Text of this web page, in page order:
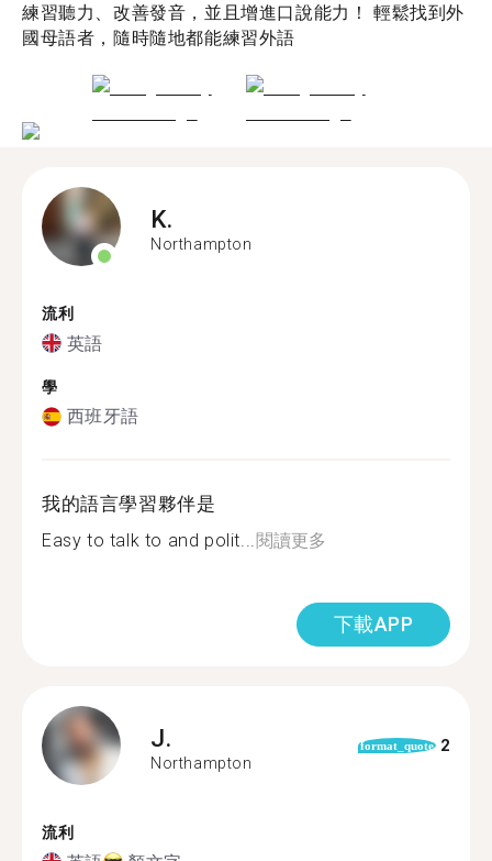
練習聽力、改善發音，並且增進口說能力！ 輕鬆找到外
國母語者，隨時隨地都能練習外語
K.
Northampton
流利
英語
學
西班牙語
我的語言學習夥伴是
Easy to talk to and polit...閱讀更多
下載APP
J.
Northampton
format_quote 2
流利